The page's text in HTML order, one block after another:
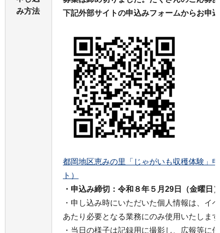
み方法
下記外部サイトの申込みフォームからお申
都岡地区恵みの里「じゃがいも収穫体験」
ト）
・申込み締切：令和８年５月29日（金曜日
・申し込み時にいただいた個人情報は、イ
あたり必要となる業務にのみ使用いたしま
・当日の様子は記録用に撮影し、広報等に